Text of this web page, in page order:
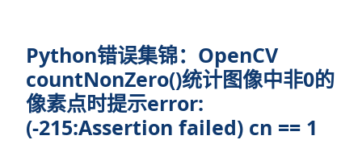
OpenCV
pencilSketch
绘
制
素
Python错误集锦：OpenCV
countNonZero()统计图像中非0的
像素点时提示error:
(-215:Assertion failed) cn == 1